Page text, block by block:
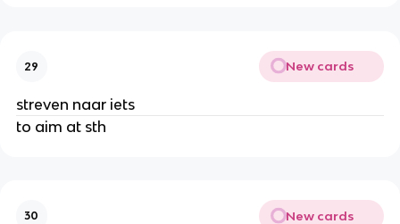
29 New cards
streven naar iets
to aim at sth
30 New cards